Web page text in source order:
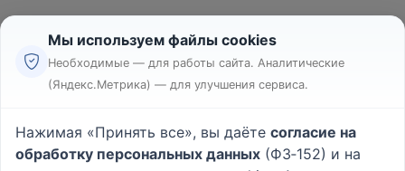
Реклама
Пользовательское соглашение
Политика конфиденциальности
Мы используем файлы cookies
Необходимые — для работы сайта. Аналитические
(Яндекс.Метрика) — для улучшения сервиса.
Нажимая «Принять все», вы даёте согласие на
обработку персональных данных (ФЗ‑152) и на